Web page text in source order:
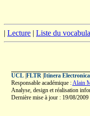
| Lecture | Liste du
UCL| FLTR| Itinera Electronica|
Responsable académique :Alain
Analyse, design et réalisation
Dernière mise à jour : 19/08/2009